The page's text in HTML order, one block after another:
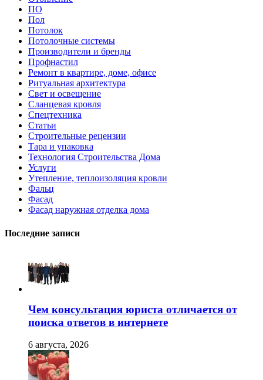
ПО
Пол
Потолок
Потолочные системы
Производители и бренды
Профнастил
Ремонт в квартире, доме, офисе
Ритуальная архитектура
Свет и освещение
Сланцевая кровля
Спецтехника
Статьи
Строительные рецензии
Тара и упаковка
Технология Строительства Дома
Услуги
Утепление, теплоизоляция кровли
Фальц
Фасад
Фасад наружная отделка дома
Последние записи
Чем консультация юриста отличается от
поиска ответов в интернете
6 августа, 2026